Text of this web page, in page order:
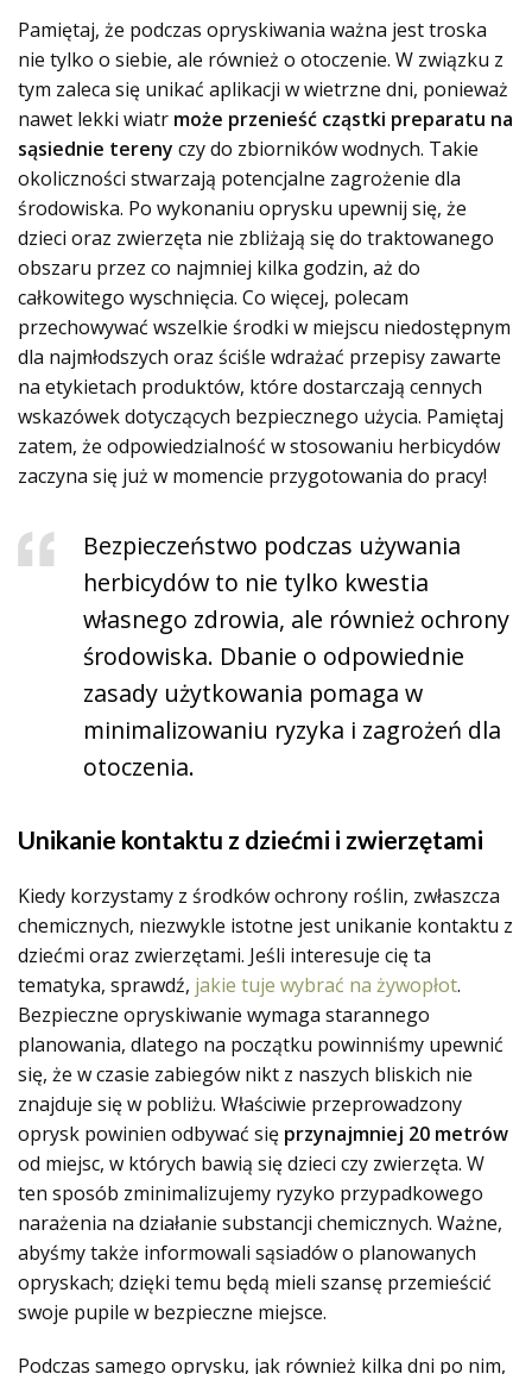
Pamiętaj, że podczas opryskiwania ważna jest troska
nie tylko o siebie, ale również o otoczenie. W związku z
tym zaleca się unikać aplikacji w wietrzne dni, ponieważ
nawet lekki wiatr może przenieść cząstki preparatu na
sąsiednie tereny czy do zbiorników wodnych. Takie
okoliczności stwarzają potencjalne zagrożenie dla
środowiska. Po wykonaniu oprysku upewnij się, że
dzieci oraz zwierzęta nie zbliżają się do traktowanego
obszaru przez co najmniej kilka godzin, aż do
całkowitego wyschnięcia. Co więcej, polecam
przechowywać wszelkie środki w miejscu niedostępnym
dla najmłodszych oraz ściśle wdrażać przepisy zawarte
na etykietach produktów, które dostarczają cennych
wskazówek dotyczących bezpiecznego użycia. Pamiętaj
zatem, że odpowiedzialność w stosowaniu herbicydów
zaczyna się już w momencie przygotowania do pracy!
Bezpieczeństwo podczas używania
herbicydów to nie tylko kwestia
własnego zdrowia, ale również ochrony
środowiska. Dbanie o odpowiednie
zasady użytkowania pomaga w
minimalizowaniu ryzyka i zagrożeń dla
otoczenia.
Unikanie kontaktu z dziećmi i zwierzętami
Kiedy korzystamy z środków ochrony roślin, zwłaszcza
chemicznych, niezwykle istotne jest unikanie kontaktu z
dziećmi oraz zwierzętami. Jeśli interesuje cię ta
tematyka, sprawdź, jakie tuje wybrać na żywopłot.
Bezpieczne opryskiwanie wymaga starannego
planowania, dlatego na początku powinniśmy upewnić
się, że w czasie zabiegów nikt z naszych bliskich nie
znajduje się w pobliżu. Właściwie przeprowadzony
oprysk powinien odbywać się przynajmniej 20 metrów
od miejsc, w których bawią się dzieci czy zwierzęta. W
ten sposób zminimalizujemy ryzyko przypadkowego
narażenia na działanie substancji chemicznych. Ważne,
abyśmy także informowali sąsiadów o planowanych
opryskach; dzięki temu będą mieli szansę przemieścić
swoje pupile w bezpieczne miejsce.
Podczas samego oprysku, jak również kilka dni po nim,